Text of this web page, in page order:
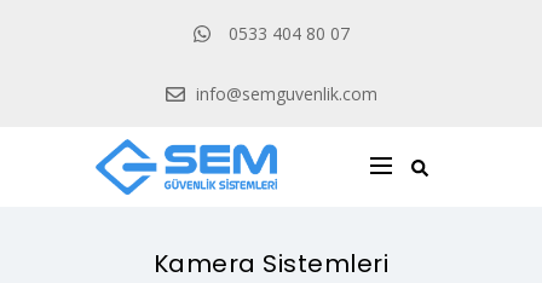
0533 404 80 07
info@semguvenlik.com
Kamera Sistemleri